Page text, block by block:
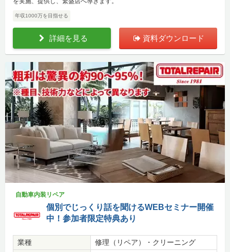
年収1000万を目指せる
詳細を見る 資料ダウンロード
自動車内装リペア
個別でじっくり話を聞けるWEBセミナー開催
中！参加者限定特典あり
業種
修理（リペア）・クリーニング